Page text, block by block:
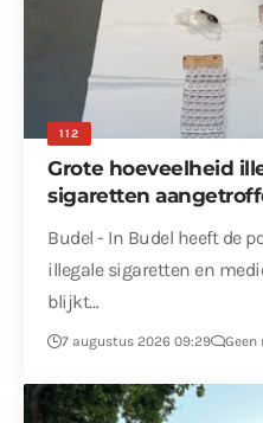
112
Grote hoeveelheid
sigaretten
Budel - In Budel heeft de
illegale sigaretten en
blijkt…
7 augustus 2026 09:29 Geen